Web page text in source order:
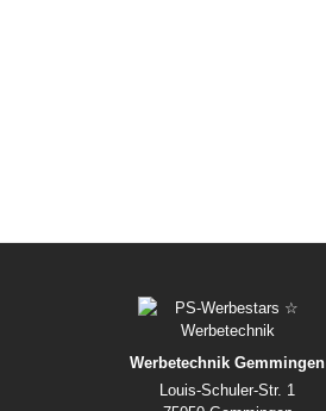
Werbetechnik Gemmingen
Louis-Schuler-Str. 1